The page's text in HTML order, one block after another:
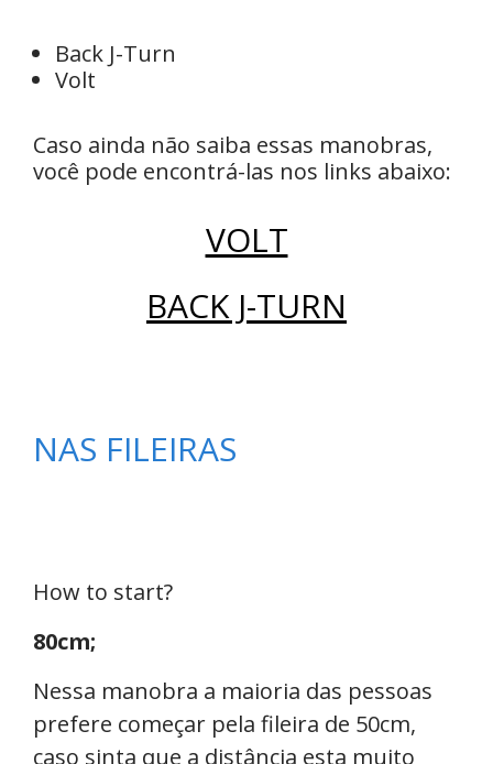
Back J-Turn
Volt
Caso ainda não saiba essas manobras,
você pode encontrá-las nos links abaixo:
VOLT
BACK J-TURN
NAS FILEIRAS
How to start?
80cm;
Nessa manobra a maioria das pessoas
prefere começar pela fileira de 50cm,
caso sinta que a distância esta muito